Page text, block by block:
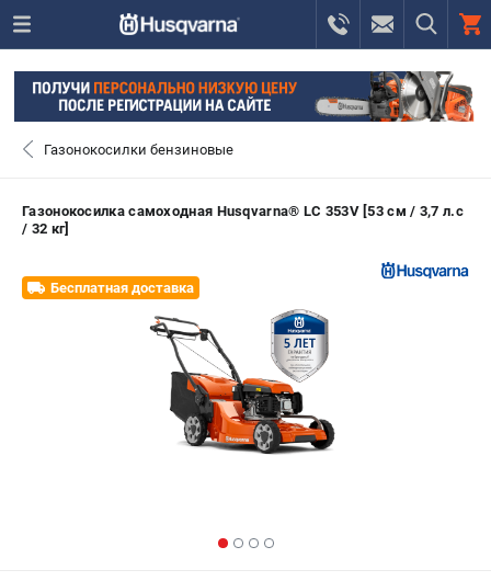
ВХОД ИЛИ РЕГИСТРАЦИЯ
ЗАКАЗАТЬ ЗАПЧАСТЬ
+7 (8112) 59-10-67
0 ₽
Газонокосилки бензиновые
Газонокосилка самоходная Husqvarna® LC 353V [53 см / 3,7 л.с
/ 32 кг]
Бесплатная доставка